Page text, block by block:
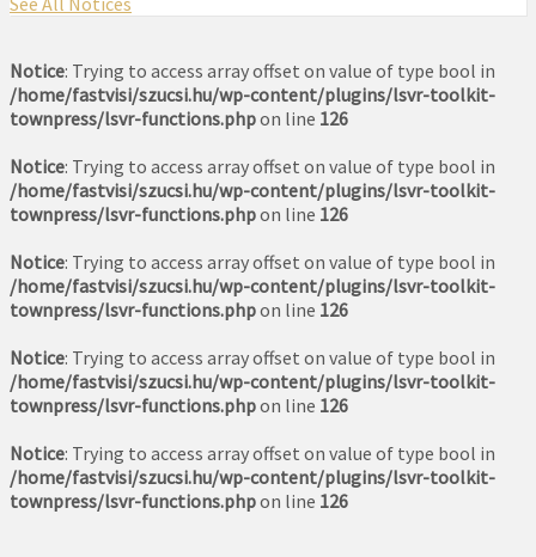
Notice: Trying to access array offset on value of type bool in
/home/fastvisi/szucsi.hu/wp-content/plugins/lsvr-toolkit-
townpress/lsvr-functions.phpon line 126
Notice: Trying to access array offset on value of type bool in
/home/fastvisi/szucsi.hu/wp-content/plugins/lsvr-toolkit-
townpress/lsvr-functions.phpon line 126
Notice: Trying to access array offset on value of type bool in
/home/fastvisi/szucsi.hu/wp-content/plugins/lsvr-toolkit-
townpress/lsvr-functions.phpon line 126
Notice: Trying to access array offset on value of type bool in
/home/fastvisi/szucsi.hu/wp-content/plugins/lsvr-toolkit-
townpress/lsvr-functions.phpon line 126
Notice: Trying to access array offset on value of type bool in
/home/fastvisi/szucsi.hu/wp-content/plugins/lsvr-toolkit-
townpress/lsvr-functions.phpon line 126